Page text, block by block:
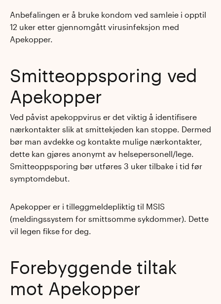
Anbefalingen er å bruke kondom ved samleie i opptil
12 uker etter gjennomgått virusinfeksjon med
Apekopper.
Smitteoppsporing ved
Apekopper
Ved påvist apekoppvirus er det viktig å identifisere
nærkontakter slik at smittekjeden kan stoppe. Dermed
bør man avdekke og kontakte mulige nærkontakter,
dette kan gjøres anonymt av helsepersonell/lege.
Smitteoppsporing bør utføres 3 uker tilbake i tid før
symptomdebut.
Apekopper er i tilleggmeldepliktig til MSIS
(meldingssystem for smittsomme sykdommer). Dette
vil legen fikse for deg.
Forebyggende tiltak
mot Apekopper